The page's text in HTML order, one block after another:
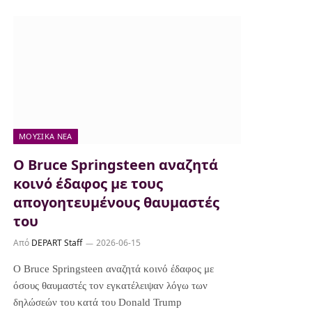
ΜΟΥΣΙΚΆ ΝΈΑ
Ο Bruce Springsteen αναζητά
κοινό έδαφος με τους
απογοητευμένους θαυμαστές
του
Από DEPART Staff 2026-06-15
Ο Bruce Springsteen αναζητά κοινό έδαφος με
όσους θαυμαστές τον εγκατέλειψαν λόγω των
δηλώσεών του κατά του Donald Trump